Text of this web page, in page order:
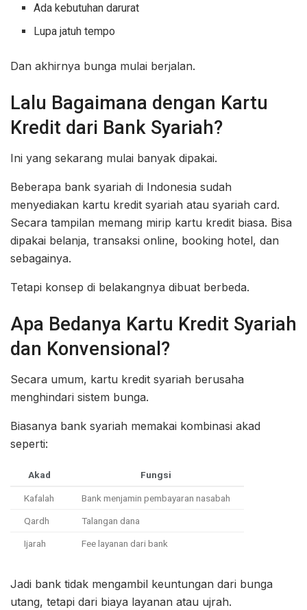
Ada kebutuhan darurat
Lupa jatuh tempo
Dan akhirnya bunga mulai berjalan.
Lalu Bagaimana dengan Kartu
Kredit dari Bank Syariah?
Ini yang sekarang mulai banyak dipakai.
Beberapa bank syariah di Indonesia sudah
menyediakan kartu kredit syariah atau syariah card.
Secara tampilan memang mirip kartu kredit biasa. Bisa
dipakai belanja, transaksi online, booking hotel, dan
sebagainya.
Tetapi konsep di belakangnya dibuat berbeda.
Apa Bedanya Kartu Kredit Syariah
dan Konvensional?
Secara umum, kartu kredit syariah berusaha
menghindari sistem bunga.
Biasanya bank syariah memakai kombinasi akad
seperti:
Akad Fungsi
Kafalah Bank menjamin pembayaran nasabah
Qardh Talangan dana
Ijarah Fee layanan dari bank
Jadi bank tidak mengambil keuntungan dari bunga
utang, tetapi dari biaya layanan atau ujrah.